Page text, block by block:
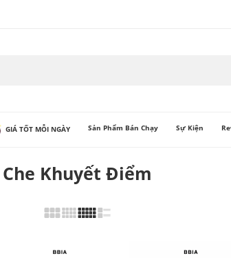
GIÁ TỐT MỖI NGÀY Sản Phẩm Bán Chạy Sự Kiện
Che Khuyết Điểm